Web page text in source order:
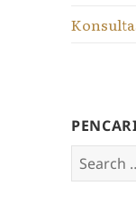
Search
for: